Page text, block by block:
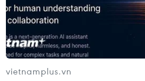
vietnamplus.vn